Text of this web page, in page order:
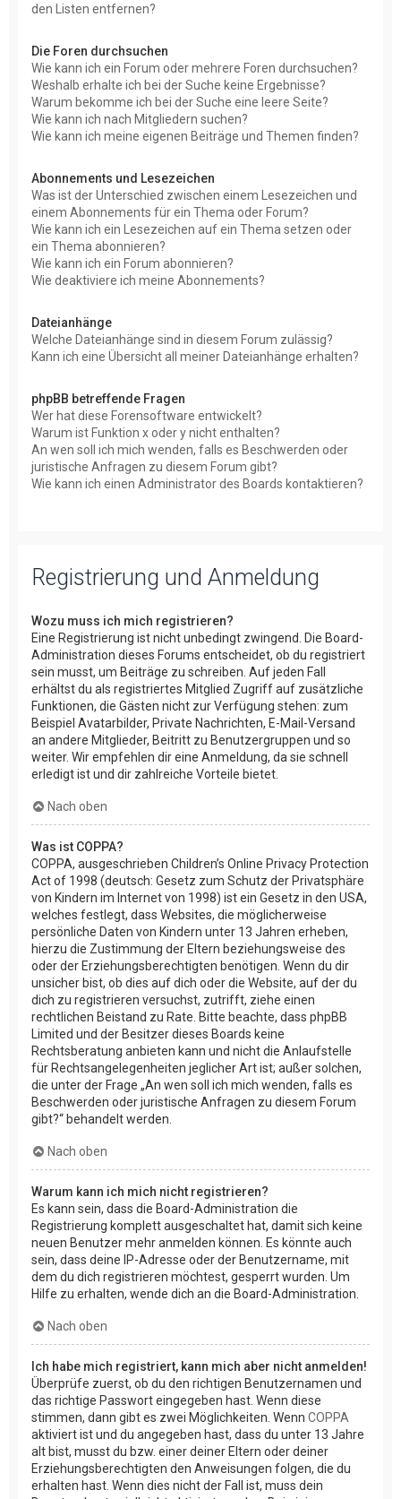
den Listen entfernen?
Die Foren durchsuchen
Wie kann ich ein Forum oder mehrere Foren durchsuchen?
Weshalb erhalte ich bei der Suche keine Ergebnisse?
Warum bekomme ich bei der Suche eine leere Seite?
Wie kann ich nach Mitgliedern suchen?
Wie kann ich meine eigenen Beiträge und Themen finden?
Abonnements und Lesezeichen
Was ist der Unterschied zwischen einem Lesezeichen und
einem Abonnements für ein Thema oder Forum?
Wie kann ich ein Lesezeichen auf ein Thema setzen oder
ein Thema abonnieren?
Wie kann ich ein Forum abonnieren?
Wie deaktiviere ich meine Abonnements?
Dateianhänge
Welche Dateianhänge sind in diesem Forum zulässig?
Kann ich eine Übersicht all meiner Dateianhänge erhalten?
phpBB betreffende Fragen
Wer hat diese Forensoftware entwickelt?
Warum ist Funktion x oder y nicht enthalten?
An wen soll ich mich wenden, falls es Beschwerden oder
juristische Anfragen zu diesem Forum gibt?
Wie kann ich einen Administrator des Boards kontaktieren?
Registrierung und Anmeldung
Wozu muss ich mich registrieren?
Eine Registrierung ist nicht unbedingt zwingend. Die Board-
Administration dieses Forums entscheidet, ob du registriert
sein musst, um Beiträge zu schreiben. Auf jeden Fall
erhältst du als registriertes Mitglied Zugriff auf zusätzliche
Funktionen, die Gästen nicht zur Verfügung stehen: zum
Beispiel Avatarbilder, Private Nachrichten, E-Mail-Versand
an andere Mitglieder, Beitritt zu Benutzergruppen und so
weiter. Wir empfehlen dir eine Anmeldung, da sie schnell
erledigt ist und dir zahlreiche Vorteile bietet.
Nach oben
Was ist COPPA?
COPPA, ausgeschrieben Children’s Online Privacy Protection
Act of 1998 (deutsch: Gesetz zum Schutz der Privatsphäre
von Kindern im Internet von 1998) ist ein Gesetz in den USA,
welches festlegt, dass Websites, die möglicherweise
persönliche Daten von Kindern unter 13 Jahren erheben,
hierzu die Zustimmung der Eltern beziehungsweise des
oder der Erziehungsberechtigten benötigen. Wenn du dir
unsicher bist, ob dies auf dich oder die Website, auf der du
dich zu registrieren versuchst, zutrifft, ziehe einen
rechtlichen Beistand zu Rate. Bitte beachte, dass phpBB
Limited und der Besitzer dieses Boards keine
Rechtsberatung anbieten kann und nicht die Anlaufstelle
für Rechtsangelegenheiten jeglicher Art ist; außer solchen,
die unter der Frage „An wen soll ich mich wenden, falls es
Beschwerden oder juristische Anfragen zu diesem Forum
gibt?“ behandelt werden.
Nach oben
Warum kann ich mich nicht registrieren?
Es kann sein, dass die Board-Administration die
Registrierung komplett ausgeschaltet hat, damit sich keine
neuen Benutzer mehr anmelden können. Es könnte auch
sein, dass deine IP-Adresse oder der Benutzername, mit
dem du dich registrieren möchtest, gesperrt wurden. Um
Hilfe zu erhalten, wende dich an die Board-Administration.
Nach oben
Ich habe mich registriert, kann mich aber nicht anmelden!
Überprüfe zuerst, ob du den richtigen Benutzernamen und
das richtige Passwort eingegeben hast. Wenn diese
stimmen, dann gibt es zwei Möglichkeiten. Wenn COPPA
aktiviert ist und du angegeben hast, dass du unter 13 Jahre
alt bist, musst du bzw. einer deiner Eltern oder deiner
Erziehungsberechtigten den Anweisungen folgen, die du
erhalten hast. Wenn dies nicht der Fall ist, muss dein